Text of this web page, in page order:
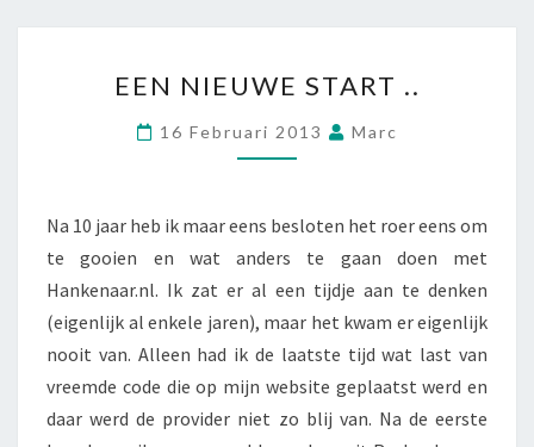
EEN NIEUWE START ..
16 Februari 2013 Marc
Na 10 jaar heb ik maar eens besloten het roer eens om
te gooien en wat anders te gaan doen met
Hankenaar.nl. Ik zat er al een tijdje aan te denken
(eigenlijk al enkele jaren), maar het kwam er eigenlijk
nooit van. Alleen had ik de laatste tijd wat last van
vreemde code die op mijn website geplaatst werd en
daar werd de provider niet zo blij van. Na de eerste